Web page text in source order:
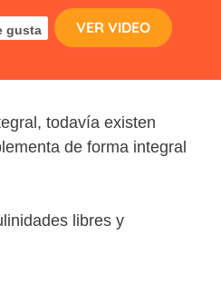
gusta VER VIDEO
todavía existen
de forma integral
libres y